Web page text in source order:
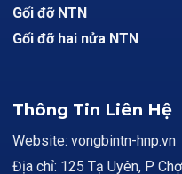
Gối đỡ NTN
Gối đỡ hai nửa NTN
Thông Tin Liên Hệ
Website: vongbintn-hnp.vn
Địa chỉ: 125 Tạ Uyên, P